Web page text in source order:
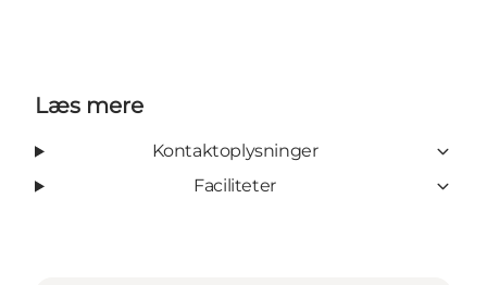
Læs mere
Kontaktoplysninger
Faciliteter